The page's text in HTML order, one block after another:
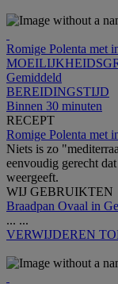
Romige Polenta met
Gemiddeld
BEREIDINGSTIJD
Binnen 30 minuten
RECEPT
Romige Polenta met
Niets is zo
eenvoudig gerecht
weergeeft.
WIJ GEBRUIKTEN
Braadpan Ovaal in
... ...
VERWIJDEREN